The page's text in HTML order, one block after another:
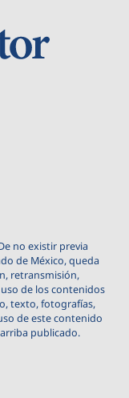
no existir previa
de México, queda
retransmisión,
de los contenidos
texto, fotografías,
de este contenido
publicado.